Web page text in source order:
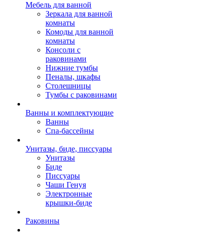
Мебель для ванной
Зеркала для ванной
комнаты
Комоды для ванной
комнаты
Консоли с
раковинами
Нижние тумбы
Пеналы, шкафы
Столешницы
Тумбы с раковинами
Ванны и комплектующие
Ванны
Спа-бассейны
Унитазы, биде, писсуары
Унитазы
Биде
Писсуары
Чаши Генуя
Электронные
крышки-биде
Раковины